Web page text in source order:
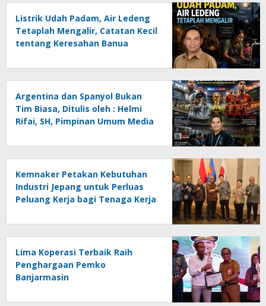
Listrik Udah Padam, Air Ledeng
Tetaplah Mengalir, Catatan Kecil
tentang Keresahan Banua
Ancaman Lingkungan, Oleh :
Helmi Rifai, SH
Argentina dan Spanyol Bukan
Tim Biasa, Ditulis oleh : Helmi
Rifai, SH, Pimpinan Umum Media
Kemnaker Petakan Kebutuhan
Industri Jepang untuk Perluas
Peluang Kerja bagi Tenaga Kerja
Lima Koperasi Terbaik Raih
Penghargaan Pemko
Banjarmasin